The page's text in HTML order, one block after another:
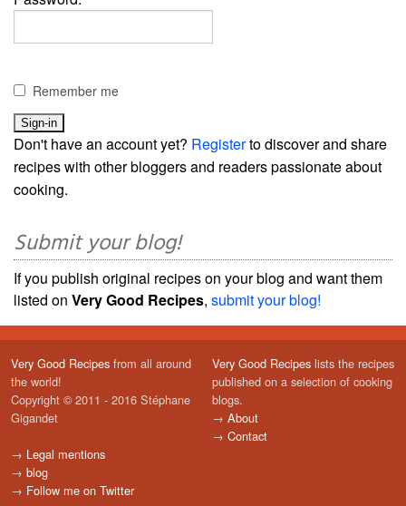
Remember me
Don't have an account yet? Registerto discover and share
recipes with other bloggers and readers passionate about
cooking.
Submit your blog!
If you publish original recipes on your blog and want them
listed on Very Good Recipes, submit your blog!
Very Good Recipes from all around
the world!
Copyright © 2011 - 2016 Stéphane
Gigandet
→ Legal mentions
→ blog
→ Follow me on Twitter
Very Good Recipes lists the recipes
published on a selection of cooking
blogs.
→ About
→ Contact